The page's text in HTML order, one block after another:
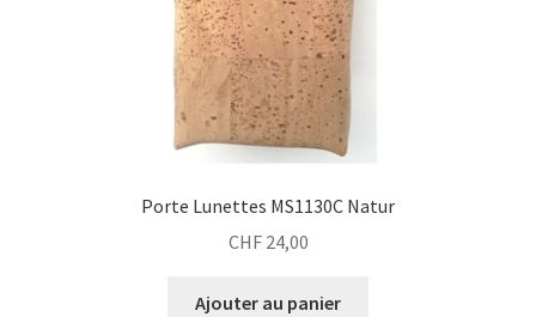
Porte Lunettes MS1130C Natur
CHF24,00
Ajouter au panier